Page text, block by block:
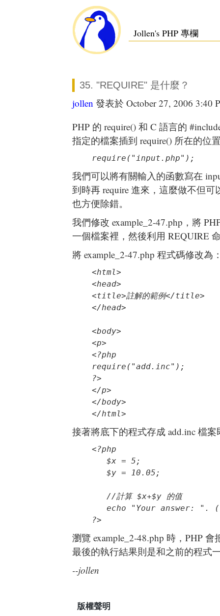
Jollen's PHP 專欄
35. "REQUIRE" 是什麼？
jollen 發表於 October 27, 2006 3:40
PHP 的 require() 和 C 語言的
指定的檔案插到 require() 所在的位
require("input.php");
我們可以將有關輸入的函數寫在
到時再 require 進來，這麼做不但
也方便除錯。
我們修改 example_2-47.php，將
一個檔案裡，然後利用 REQUIRE
將 example_2-47.php 程式碼修改為
<html>
<head>
<title>註解的範例</title>
<body>
<p>
<?php
require("add.inc");
?>
</p>
</body>
</html>
接著將底下的程式存成 add.inc 檔案
<?php
   $x = 5;
   //計算 $x+$y 的值
echo "Your answer: ".
?>
瀏覽 example_2-48.php 時，PHP
最後的執行結果則是和之前的程式
--jollen
版權聲明